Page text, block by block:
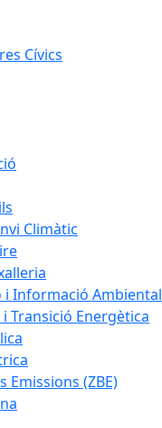
Cívics
Climàtic
i Informació Ambiental
Transició Energètica
Emissions (ZBE)